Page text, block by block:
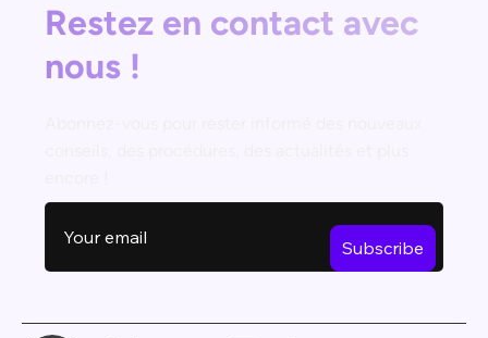
Restez en contact avec
nous !